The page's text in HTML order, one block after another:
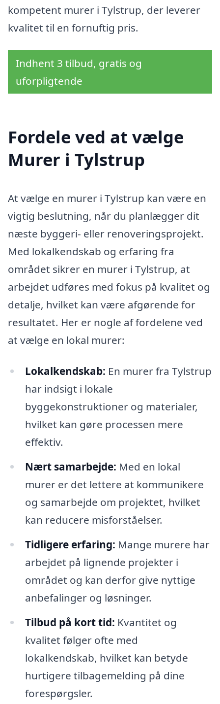
kompetent murer i Tylstrup, der leverer
kvalitet til en fornuftig pris.
Indhent 3 tilbud, gratis og
uforpligtende
Fordele ved at vælge
Murer i Tylstrup
At vælge en murer i Tylstrup kan være en
vigtig beslutning, når du planlægger dit
næste byggeri- eller renoveringsprojekt.
Med lokalkendskab og erfaring fra
området sikrer en murer i Tylstrup, at
arbejdet udføres med fokus på kvalitet og
detalje, hvilket kan være afgørende for
resultatet. Her er nogle af fordelene ved
at vælge en lokal murer:
Lokalkendskab: En murer fra Tylstrup
har indsigt i lokale
byggekonstruktioner og materialer,
hvilket kan gøre processen mere
effektiv.
Nært samarbejde: Med en lokal
murer er det lettere at kommunikere
og samarbejde om projektet, hvilket
kan reducere misforståelser.
Tidligere erfaring: Mange murere har
arbejdet på lignende projekter i
området og kan derfor give nyttige
anbefalinger og løsninger.
Tilbud på kort tid: Kvantitet og
kvalitet følger ofte med
lokalkendskab, hvilket kan betyde
hurtigere tilbagemelding på dine
forespørgsler.